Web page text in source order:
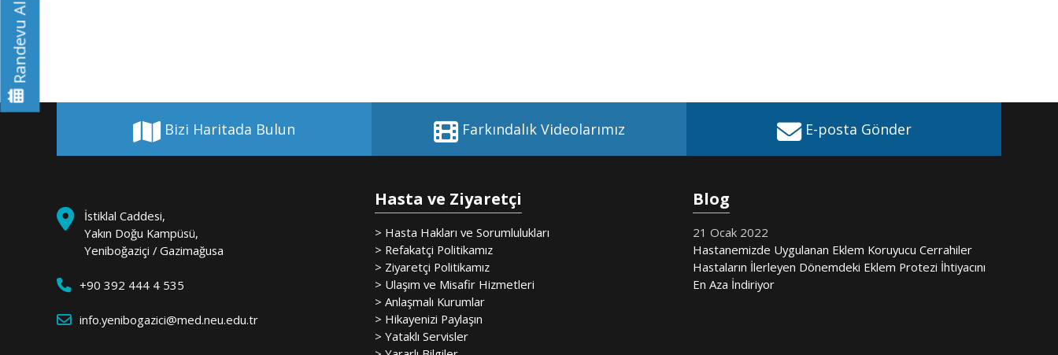
Bizi Haritada Bulun
Randevu Al
Farkındalık Videolarımız E-posta Gönder
İstiklal Caddesi,
Yakın Doğu Kampüsü,
Yeniboğaziçi / Gazimağusa
+90 392 444 4 535
info.yenibogazici@med.neu.edu.tr
Hasta ve Ziyaretçi
> Hasta Hakları ve Sorumlulukları
> Refakatçi Politikamız
> Ziyaretçi Politikamız
> Ulaşım ve Misafir Hizmetleri
> Anlaşmalı Kurumlar
> Hikayenizi Paylaşın
> Yataklı Servisler
Blog
21 Ocak 2022
Hastanemizde Uygulanan Eklem Koruyucu Cerrahiler
Hastaların İlerleyen Dönemdeki Eklem Protezi İhtiyacını
En Aza İndiriyor